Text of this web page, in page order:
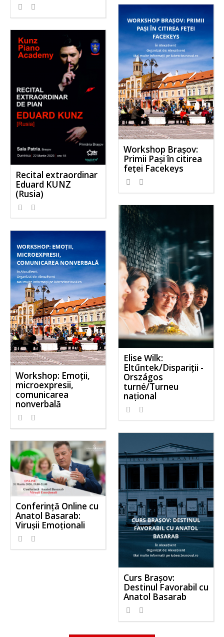
Workshop Brașov:
Primii Pași în citirea
feței Facekeys
Recital extraordinar
Eduard KUNZ
(Rusia)
Elise Wilk:
Eltűntek/Dispariții -
Országos
turné/Turneu
național
Workshop: Emoții,
microexpresii,
comunicarea
nonverbală
Curs Brașov:
Destinul Favorabil cu
Anatol Basarab
Conferință Online cu
Anatol Basarab:
Virușii Emoționali